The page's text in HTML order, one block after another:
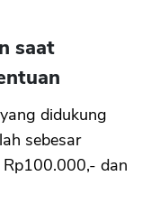
saat
didukung
sebesar
dan